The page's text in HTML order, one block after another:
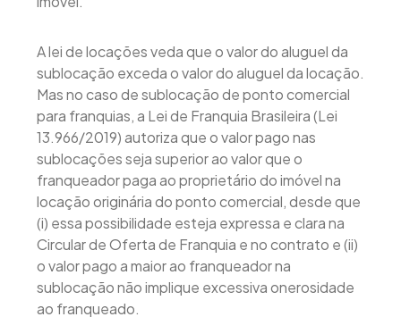
A lei de locações veda que o valor do aluguel da
sublocação exceda o valor do aluguel da locação.
Mas no caso de sublocação de ponto comercial
para franquias, a Lei de Franquia Brasileira (Lei
13.966/2019) autoriza que o valor pago nas
sublocações seja superior ao valor que o
franqueador paga ao proprietário do imóvel na
locação originária do ponto comercial, desde que
(i) essa possibilidade esteja expressa e clara na
Circular de Oferta de Franquia e no contrato e (ii)
o valor pago a maior ao franqueador na
sublocação não implique excessiva onerosidade
ao franqueado.